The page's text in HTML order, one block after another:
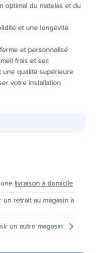
optimal du matelas et du
et une longévité
et personnalisé
frais et sec
une qualité supérieure
votre installation
livraison à domicile
un retrait au magasin à
un autre magasin